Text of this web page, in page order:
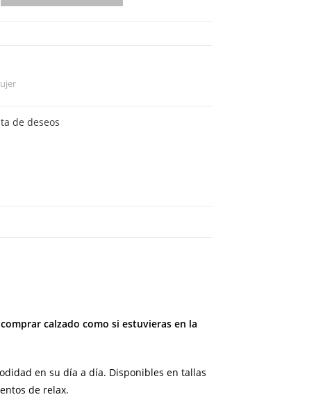
de deseos
comprar calzado como si estuvieras en la
en su día a día. Disponibles en tallas
de relax.